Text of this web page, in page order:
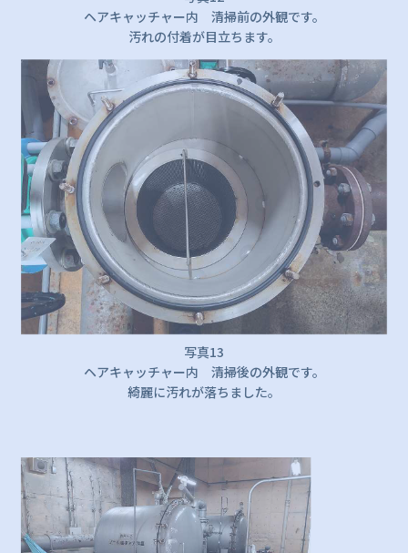
ヘアキャッチャー内 清掃前の外観です。
汚れの付着が目立ちます。
写真13
ヘアキャッチャー内 清掃後の外観です。
綺麗に汚れが落ちました。